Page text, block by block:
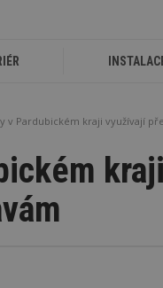
v Pardubickém kraji využívají